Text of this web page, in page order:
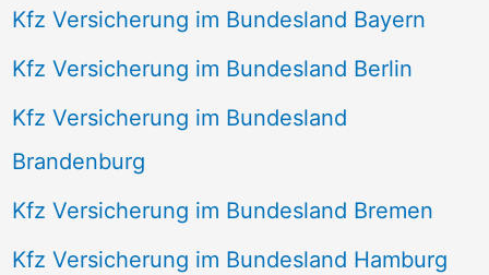
Kfz Versicherung im Bundesland Bayern
Kfz Versicherung im Bundesland Berlin
Kfz Versicherung im Bundesland
Brandenburg
Kfz Versicherung im Bundesland Bremen
Kfz Versicherung im Bundesland Hamburg